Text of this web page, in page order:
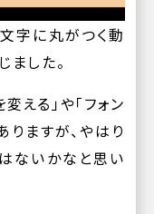
字に丸がつく動
ました。
える」や「フォン
りますが、やはり
ないかなと思い